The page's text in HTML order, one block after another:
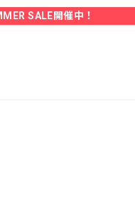
SALE開催中！